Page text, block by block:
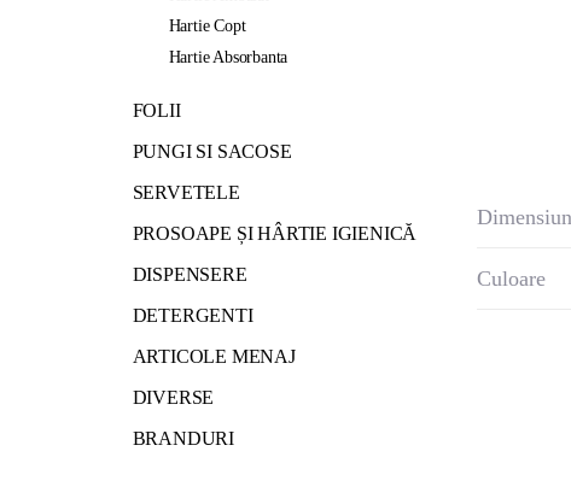
Hartie Copt
Hartie Absorbanta
FOLII
PUNGI SI SACOSE
SERVETELE
PROSOAPE ȘI HÂRTIE IGIENICĂ
DISPENSERE
DETERGENTI
ARTICOLE MENAJ
DIVERSE
BRANDURI
Culoare